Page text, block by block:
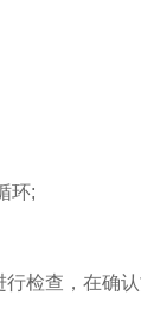
环;
检查，在确认